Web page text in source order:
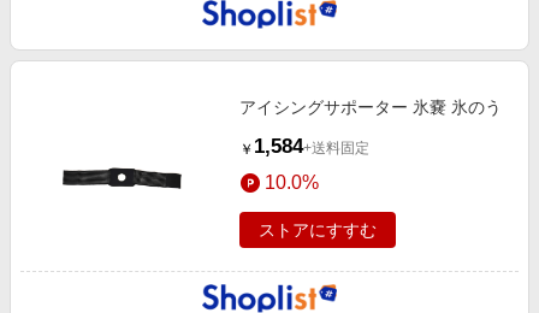
アイシングサポーター 氷嚢 氷のう
￥ 1,584+送料固定
10.0%
ストアにすすむ